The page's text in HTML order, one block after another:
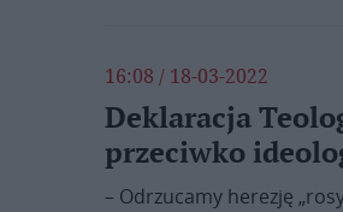
16:08 / 18-03-2022
Deklaracja
przeciwko
– Odrzucamy herezję